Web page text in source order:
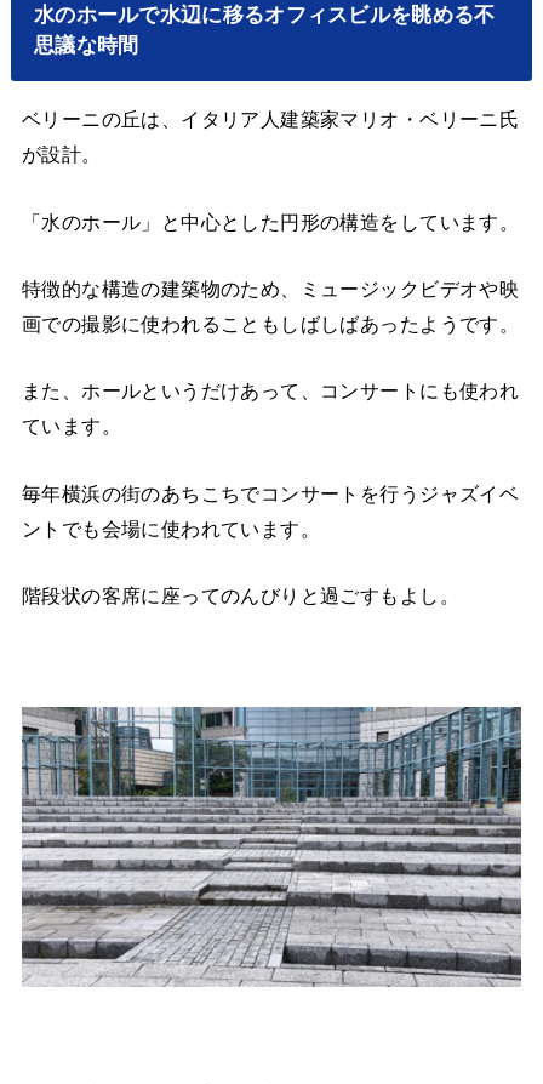
水のホールで水辺に移るオフィスビルを眺める不
思議な時間
ベリーニの丘は、イタリア人建築家マリオ・ベリーニ氏
が設計。
「水のホール」と中心とした円形の構造をしています。
特徴的な構造の建築物のため、ミュージックビデオや映
画での撮影に使われることもしばしばあったようです。
また、ホールというだけあって、コンサートにも使われ
ています。
毎年横浜の街のあちこちでコンサートを行うジャズイベ
ントでも会場に使われています。
階段状の客席に座ってのんびりと過ごすもよし。